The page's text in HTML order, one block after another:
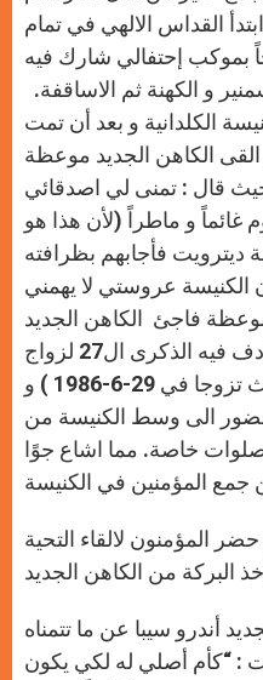
القداس الالهي في تمام
بموكب إحتفالي شارك فيه
و الكهنة ثم الاساقفة.
الكلدانية و بعد أن تمت
القى الكاهن الجديد موعظة
قال : تمنى لي اصدقائي
غائماً و ماطراً (لأن هذا هو
ديترويت فأجابهم بظرافته
الكنيسة عروستي لا يهمني
فاجئ الكاهن الجديد
الحاضريين بقوله ان اليوم يصادف فيه الذكرى ال27 لزواج
والديه (أثير و ليندا سيبا حيث تزوجا في 29-6-1986 ) و
الى وسط الكنيسة من
خاصة. مما اشاع جوًا
المؤمنون لالقاء التحية
أندرو سيبا عن ما تتمناه
: “كأم أصلي له لكي يكون